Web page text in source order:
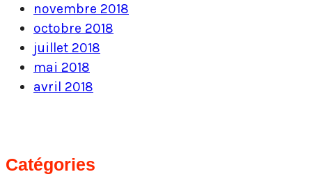
novembre 2018
octobre 2018
juillet 2018
mai 2018
avril 2018
Catégories